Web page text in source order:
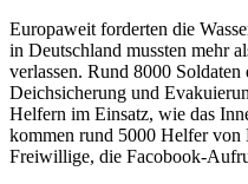
Europaweit forderten die
in Deutschland mussten mehr
verlassen. Rund 8000
Deichsicherung und
Helfern im Einsatz, wie das
kommen rund 5000 Helfer von
Freiwillige, die Facobook-